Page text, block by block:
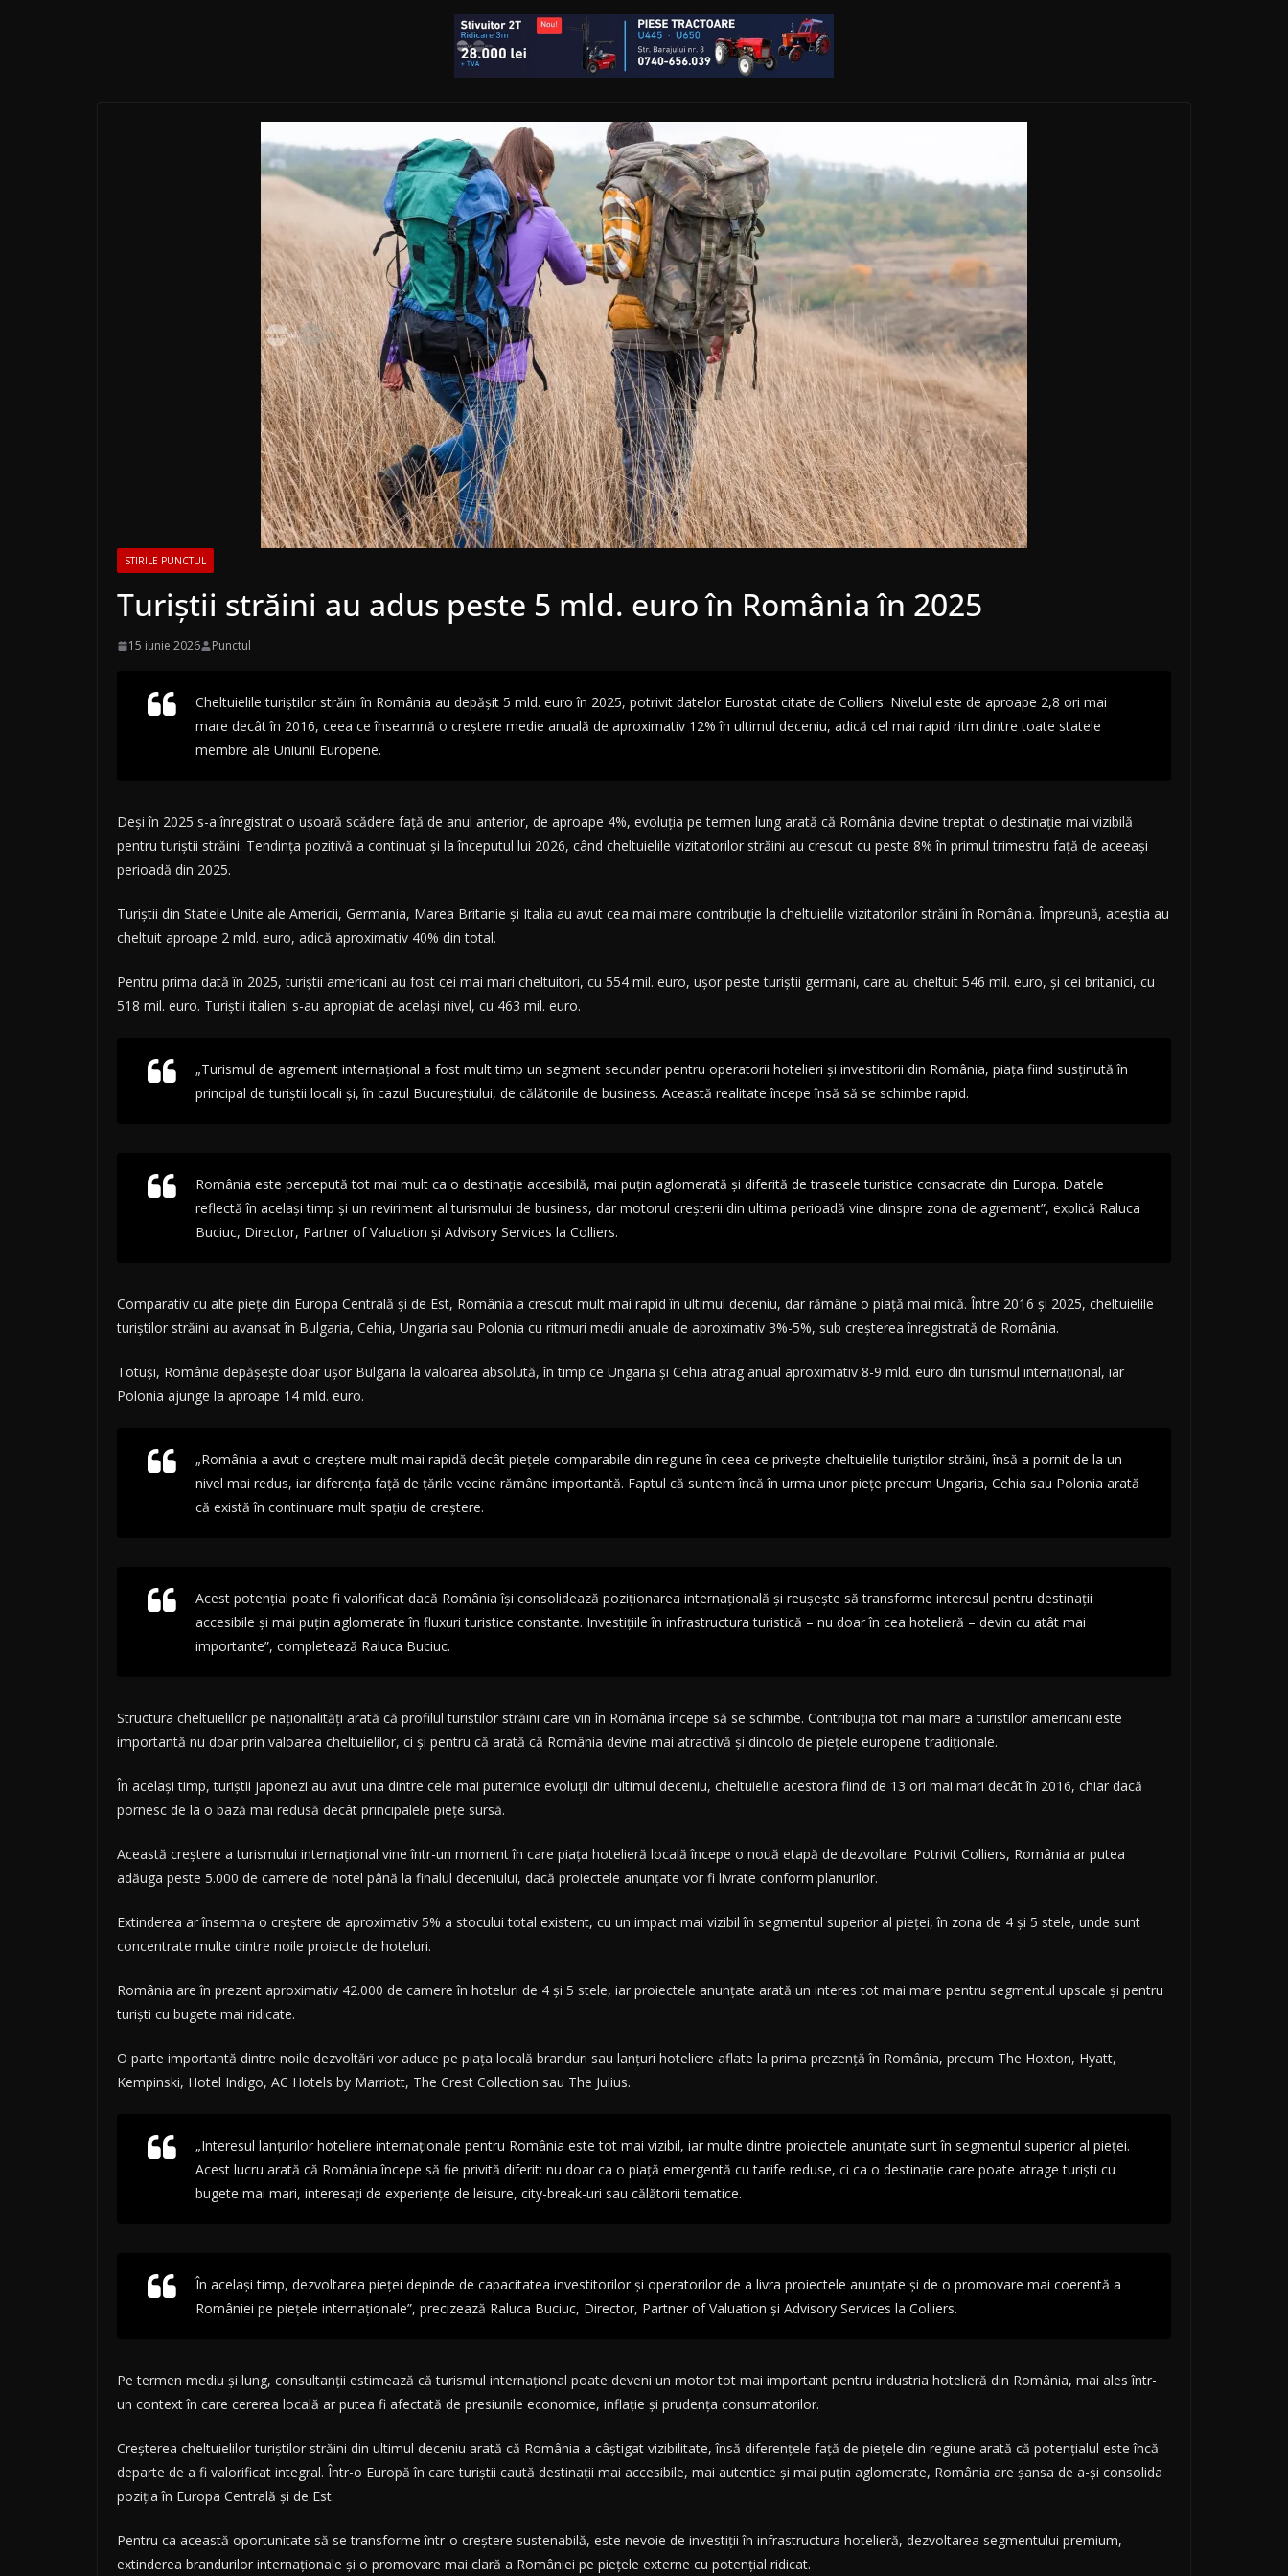
STIRILE PUNCTUL
Turiștii străini au adus peste 5 mld. euro în România în 2025
15 iunie 2026 Punctul
Cheltuielile turiștilor străini în România au depășit 5 mld. euro în 2025, potrivit datelor Eurostat citate de Colliers. Nivelul este de aproape 2,8 ori mai
mare decât în 2016, ceea ce înseamnă o creștere medie anuală de aproximativ 12% în ultimul deceniu, adică cel mai rapid ritm dintre toate statele
membre ale Uniunii Europene.
Deși în 2025 s-a înregistrat o ușoară scădere față de anul anterior, de aproape 4%, evoluția pe termen lung arată că România devine treptat o destinație mai vizibilă
pentru turiștii străini. Tendința pozitivă a continuat și la începutul lui 2026, când cheltuielile vizitatorilor străini au crescut cu peste 8% în primul trimestru față de aceeași
perioadă din 2025.
Turiștii din Statele Unite ale Americii, Germania, Marea Britanie și Italia au avut cea mai mare contribuție la cheltuielile vizitatorilor străini în România. Împreună, aceștia au
cheltuit aproape 2 mld. euro, adică aproximativ 40% din total.
Pentru prima dată în 2025, turiștii americani au fost cei mai mari cheltuitori, cu 554 mil. euro, ușor peste turiștii germani, care au cheltuit 546 mil. euro, și cei britanici, cu
518 mil. euro. Turiștii italieni s-au apropiat de același nivel, cu 463 mil. euro.
„Turismul de agrement internațional a fost mult timp un segment secundar pentru operatorii hotelieri și investitorii din România, piața fiind susținută în
principal de turiștii locali și, în cazul Bucureștiului, de călătoriile de business. Această realitate începe însă să se schimbe rapid.
România este percepută tot mai mult ca o destinație accesibilă, mai puțin aglomerată și diferită de traseele turistice consacrate din Europa. Datele
reflectă în același timp și un reviriment al turismului de business, dar motorul creșterii din ultima perioadă vine dinspre zona de agrement”, explică Raluca
Buciuc, Director, Partner of Valuation și Advisory Services la Colliers.
Comparativ cu alte piețe din Europa Centrală și de Est, România a crescut mult mai rapid în ultimul deceniu, dar rămâne o piață mai mică. Între 2016 și 2025, cheltuielile
turiștilor străini au avansat în Bulgaria, Cehia, Ungaria sau Polonia cu ritmuri medii anuale de aproximativ 3%-5%, sub creșterea înregistrată de România.
Totuși, România depășește doar ușor Bulgaria la valoarea absolută, în timp ce Ungaria și Cehia atrag anual aproximativ 8-9 mld. euro din turismul internațional, iar
Polonia ajunge la aproape 14 mld. euro.
„România a avut o creștere mult mai rapidă decât piețele comparabile din regiune în ceea ce privește cheltuielile turiștilor străini, însă a pornit de la un
nivel mai redus, iar diferența față de țările vecine rămâne importantă. Faptul că suntem încă în urma unor piețe precum Ungaria, Cehia sau Polonia arată
că există în continuare mult spațiu de creștere.
Acest potențial poate fi valorificat dacă România își consolidează poziționarea internațională și reușește să transforme interesul pentru destinații
accesibile și mai puțin aglomerate în fluxuri turistice constante. Investițiile în infrastructura turistică – nu doar în cea hotelieră – devin cu atât mai
importante”, completează Raluca Buciuc.
Structura cheltuielilor pe naționalități arată că profilul turiștilor străini care vin în România începe să se schimbe. Contribuția tot mai mare a turiștilor americani este
importantă nu doar prin valoarea cheltuielilor, ci și pentru că arată că România devine mai atractivă și dincolo de piețele europene tradiționale.
În același timp, turiștii japonezi au avut una dintre cele mai puternice evoluții din ultimul deceniu, cheltuielile acestora fiind de 13 ori mai mari decât în 2016, chiar dacă
pornesc de la o bază mai redusă decât principalele piețe sursă.
Această creștere a turismului internațional vine într-un moment în care piața hotelieră locală începe o nouă etapă de dezvoltare. Potrivit Colliers, România ar putea
adăuga peste 5.000 de camere de hotel până la finalul deceniului, dacă proiectele anunțate vor fi livrate conform planurilor.
Extinderea ar însemna o creștere de aproximativ 5% a stocului total existent, cu un impact mai vizibil în segmentul superior al pieței, în zona de 4 și 5 stele, unde sunt
concentrate multe dintre noile proiecte de hoteluri.
România are în prezent aproximativ 42.000 de camere în hoteluri de 4 și 5 stele, iar proiectele anunțate arată un interes tot mai mare pentru segmentul upscale și pentru
turiști cu bugete mai ridicate.
O parte importantă dintre noile dezvoltări vor aduce pe piața locală branduri sau lanțuri hoteliere aflate la prima prezență în România, precum The Hoxton, Hyatt,
Kempinski, Hotel Indigo, AC Hotels by Marriott, The Crest Collection sau The Julius.
„Interesul lanțurilor hoteliere internaționale pentru România este tot mai vizibil, iar multe dintre proiectele anunțate sunt în segmentul superior al pieței.
Acest lucru arată că România începe să fie privită diferit: nu doar ca o piață emergentă cu tarife reduse, ci ca o destinație care poate atrage turiști cu
bugete mai mari, interesați de experiențe de leisure, city-break-uri sau călătorii tematice.
În același timp, dezvoltarea pieței depinde de capacitatea investitorilor și operatorilor de a livra proiectele anunțate și de o promovare mai coerentă a
României pe piețele internaționale”, precizează Raluca Buciuc, Director, Partner of Valuation și Advisory Services la Colliers.
Pe termen mediu și lung, consultanții estimează că turismul internațional poate deveni un motor tot mai important pentru industria hotelieră din România, mai ales într-
un context în care cererea locală ar putea fi afectată de presiunile economice, inflație și prudența consumatorilor.
Creșterea cheltuielilor turiștilor străini din ultimul deceniu arată că România a câștigat vizibilitate, însă diferențele față de piețele din regiune arată că potențialul este încă
departe de a fi valorificat integral. Într-o Europă în care turiștii caută destinații mai accesibile, mai autentice și mai puțin aglomerate, România are șansa de a-și consolida
poziția în Europa Centrală și de Est.
Pentru ca această oportunitate să se transforme într-o creștere sustenabilă, este nevoie de investiții în infrastructura hotelieră, dezvoltarea segmentului premium,
extinderea brandurilor internaționale și o promovare mai clară a României pe piețele externe cu potențial ridicat.